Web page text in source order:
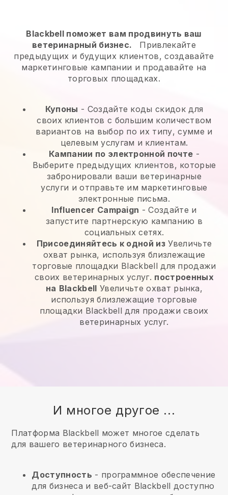
Blackbell поможет вам продвинуть ваш
ветеринарный бизнес.
Привлекайте
предыдущих и будущих клиентов, создавайте
маркетинговые кампании и продавайте на
торговых площадках.
Купоны - Создайте коды скидок для
своих клиентов с большим количеством
вариантов на выбор по их типу, сумме и
целевым услугам и клиентам.
Кампании по электронной почте -
Выберите предыдущих клиентов, которые
забронировали ваши ветеринарные
услуги и отправьте им маркетинговые
электронные письма.
Influencer Campaign - Создайте и
запустите партнерскую кампанию в
социальных сетях.
Присоединяйтесь к одной из Увеличьте
охват рынка, используя близлежащие
торговые площадки Blackbell для продажи
своих ветеринарных услуг. построенных
на Blackbell Увеличьте охват рынка,
используя близлежащие торговые
площадки Blackbell для продажи своих
ветеринарных услуг.
И многое другое ...
Платформа Blackbell может многое сделать
для вашего ветеринарного бизнеса.
Доступность - программное обеспечение
для бизнеса и веб-сайт Blackbell доступно